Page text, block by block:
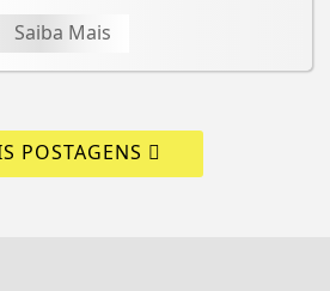
Saiba Mais
POSTAGENS